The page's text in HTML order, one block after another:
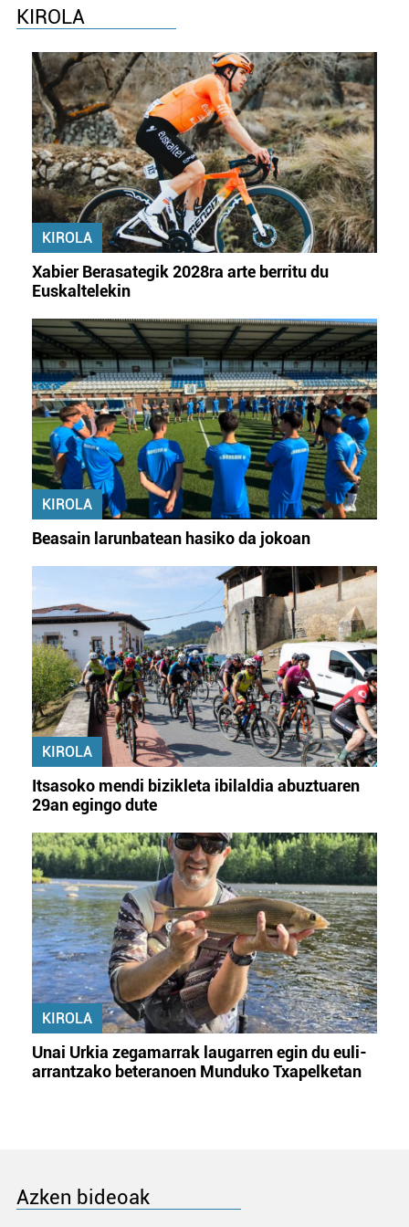
KIROLA
KIROLA
Xabier Berasategik 2028ra arte berritu du
Euskaltelekin
KIROLA
Beasain larunbatean hasiko da jokoan
KIROLA
Itsasoko mendi bizikleta ibilaldia abuztuaren
29an egingo dute
KIROLA
Unai Urkia zegamarrak laugarren egin du euli-
arrantzako beteranoen Munduko Txapelketan
Azken bideoak